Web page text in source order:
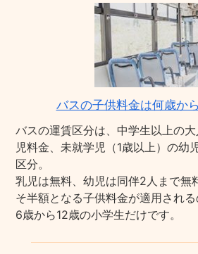
バスの子供料金は何歳か
バスの運賃区分は、中学生以上の
児料金、未就学児（1歳以上）の幼
区分。
乳児は無料、幼児は同伴2人まで無
そ半額となる子供料金が適用され
6歳から12歳の小学生だけです。